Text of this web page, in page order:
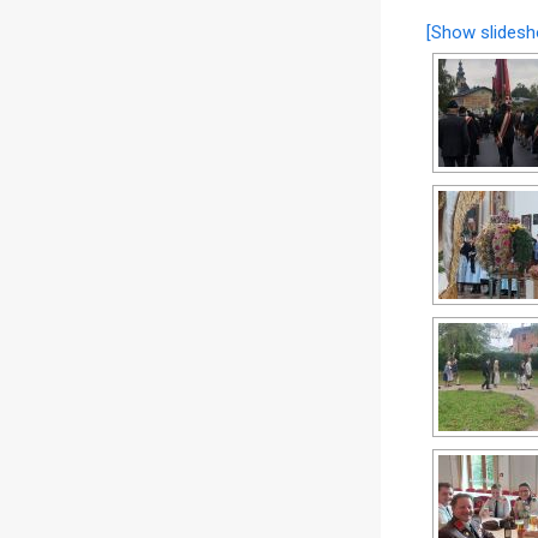
[Show